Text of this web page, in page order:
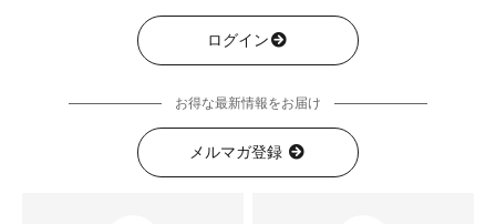
ログイン
お得な最新情報をお届け
メルマガ登録